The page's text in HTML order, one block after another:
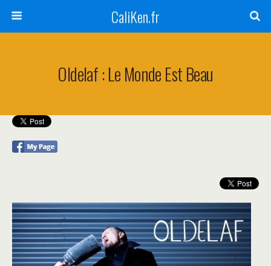
CaliKen.fr
Oldelaf : Le Monde Est Beau